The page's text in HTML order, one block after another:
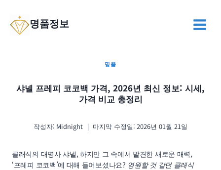
content명품정보
명품
샤넬 프레피 코코백 가격, 2026년 최신 정보: 시세,
가격 비교 총정리
작성자: Midnight 마지막 수정일: 2026년 01월 21일
클래식의 대명사 샤넬, 하지만 그 속에서 발견한 새로운 매력,
‘프레피 코코백’에 대해 들어보셨나요? 영원할 것 같던 클래식